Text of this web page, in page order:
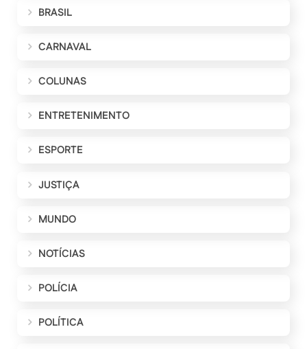
BRASIL
CARNAVAL
COLUNAS
ENTRETENIMENTO
ESPORTE
JUSTIÇA
MUNDO
NOTÍCIAS
POLÍCIA
POLÍTICA